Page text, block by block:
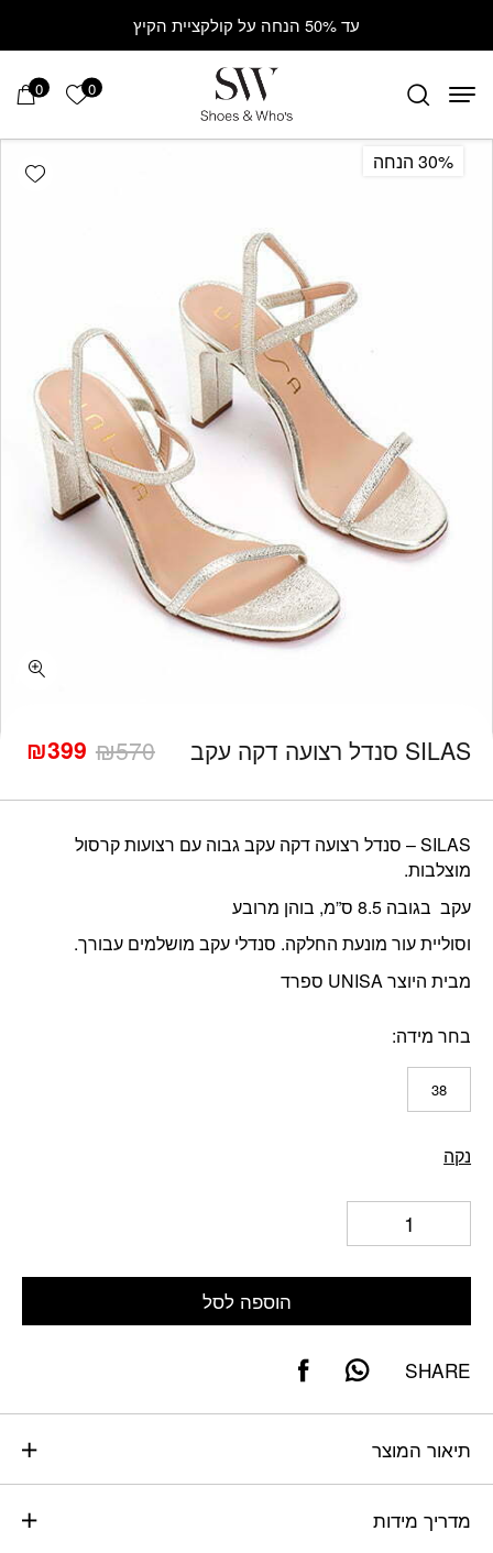
עד 50% הנחה על קולקציית הקיץ
0 הרשימה
0
SILAS סנדל רצועה דקה עקב ₪570
המחיר
המקורי
₪570.
₪399 המחיר
הנוכחי
₪399.
SILAS – סנדל רצועה דקה עקב גבוה עם רצועות קרסול
מוצלבות.
עקב בגובה 8.5 ס”מ, בוהן מרובע
וסוליית עור מונעת החלקה. סנדלי עקב מושלמים עבורך.
מבית היוצר UNISA ספרד
בחר מידה
38
נקה
הוספה לסל
SHARE
תיאור המוצר
מדריך מידות
30% הנחה